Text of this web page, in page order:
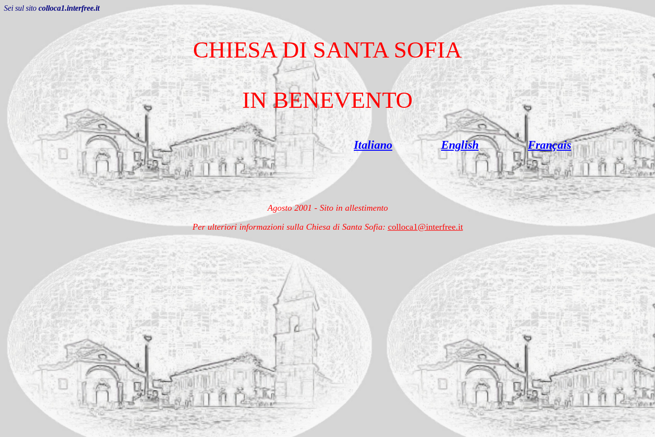
Sei sul sito colloca1.interfree.it
CHIESA DI SANTA SOFIA
IN BENEVENTO
Italiano English Français
Agosto 2001 - Sito in allestimento
Per ulteriori informazioni sulla Chiesa di Santa Sofia: colloca1@interfree.it